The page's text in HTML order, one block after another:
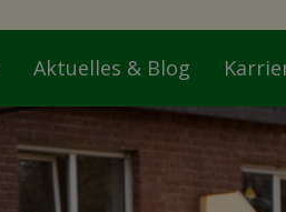
Aktuelles & Blog